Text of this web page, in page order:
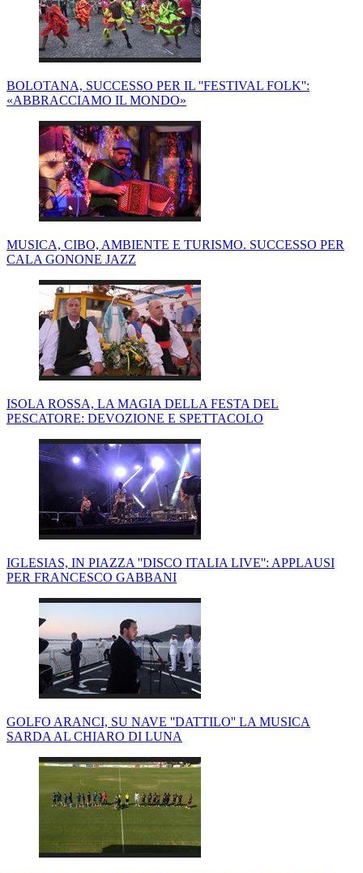
BOLOTANA, SUCCESSO PER IL ''FESTIVAL FOLK'':
«ABBRACCIAMO IL MONDO»
MUSICA, CIBO, AMBIENTE E TURISMO. SUCCESSO PER
CALA GONONE JAZZ
ISOLA ROSSA, LA MAGIA DELLA FESTA DEL
PESCATORE: DEVOZIONE E SPETTACOLO
IGLESIAS, IN PIAZZA ''DISCO ITALIA LIVE'': APPLAUSI
PER FRANCESCO GABBANI
GOLFO ARANCI, SU NAVE ''DATTILO'' LA MUSICA
SARDA AL CHIARO DI LUNA